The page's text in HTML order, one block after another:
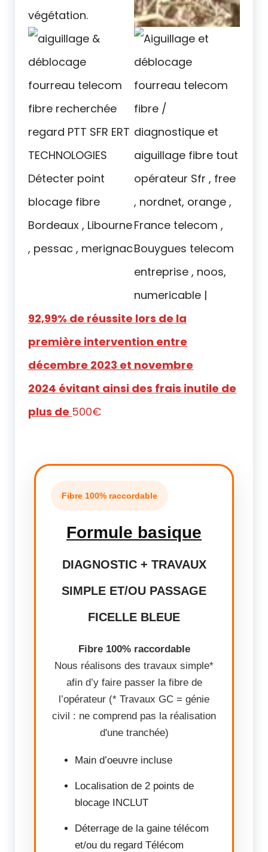
92,99% de réussite lors de la
première intervention entre
décembre 2023 et novembre
2024 évitant ainsi des frais inutile de
plus de 500€
Fibre 100% raccordable
Formule basique
DIAGNOSTIC + TRAVAUX
SIMPLE ET/OU PASSAGE
FICELLE BLEUE
Fibre 100% raccordable
Nous réalisons des travaux simple*
afin d’y faire passer la fibre de
l’opérateur (* Travaux GC = génie
civil : ne comprend pas la réalisation
d'une tranchée)
Main d’oeuvre incluse
Localisation de 2 points de
blocage INCLUT
Déterrage de la gaine télécom
et/ou du regard Télécom